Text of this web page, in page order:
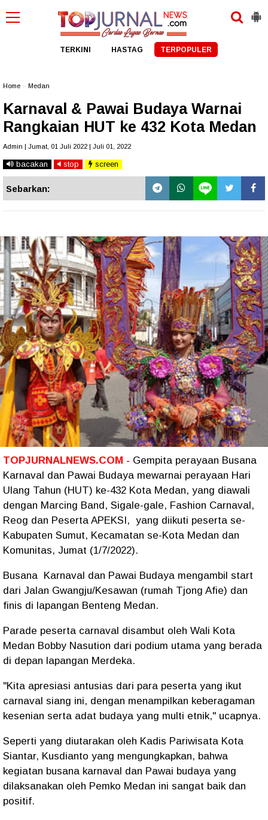
TERKINI HASTAG TERPOPULER
Home Medan
Karnaval & Pawai Budaya Warnai
Rangkaian HUT ke 432 Kota Medan
Admin | Jumat, 01 Juli 2022 | Juli 01, 2022
bacakan stop screen
Sebarkan:
TOPJURNALNEWS.COM - Gempita perayaan Busana
Karnaval dan Pawai Budaya mewarnai perayaan Hari
Ulang Tahun (HUT) ke-432 Kota Medan, yang diawali
dengan Marcing Band, Sigale-gale, Fashion Carnaval,
Reog dan Peserta APEKSI, yang diikuti peserta se-
Kabupaten Sumut, Kecamatan se-Kota Medan dan
Komunitas, Jumat (1/7/2022).
Busana Karnaval dan Pawai Budaya mengambil start
dari Jalan Gwangju/Kesawan (rumah Tjong Afie) dan
finis di lapangan Benteng Medan.
Parade peserta carnaval disambut oleh Wali Kota
Medan Bobby Nasution dari podium utama yang berada
di depan lapangan Merdeka.
"Kita apresiasi antusias dari para peserta yang ikut
carnaval siang ini, dengan menampilkan keberagaman
kesenian serta adat budaya yang multi etnik," ucapnya.
Seperti yang diutarakan oleh Kadis Pariwisata Kota
Siantar, Kusdianto yang mengungkapkan, bahwa
kegiatan busana karnaval dan Pawai budaya yang
dilaksanakan oleh Pemko Medan ini sangat baik dan
positif.